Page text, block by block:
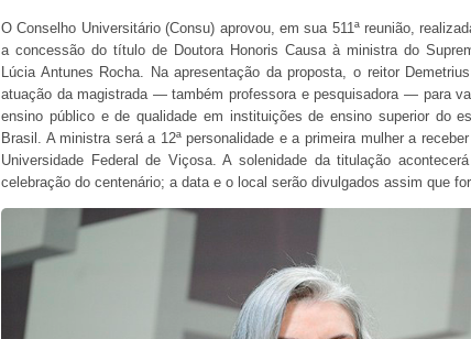
O Conselho Universitário (Consu) aprovou, em sua 511ª reunião,
a concessão do título de Doutora Honoris Causa à ministra do
Lúcia Antunes Rocha. Na apresentação da proposta, o reitor
atuação da magistrada — também professora e pesquisadora — para
ensino público e de qualidade em instituições de ensino superior do
Brasil. A ministra será a 12ª personalidade e a primeira mulher a
Universidade Federal de Viçosa. A solenidade da titulação
celebração do centenário; a data e o local serão divulgados assim que